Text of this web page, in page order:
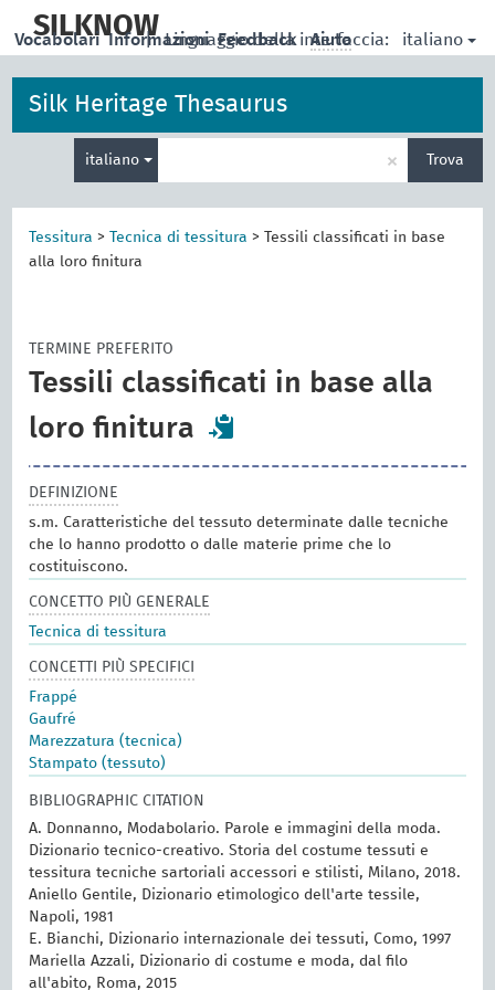
main
SILKNOW
| Linguaggio della interfaccia: italiano
Vocabolari Informazioni Feedback Aiuto
Silk Heritage Thesaurus
italiano
per
la
× Trova
Tessitura > Tecnica di tessitura >
Tessili classificati in base
alla loro finitura
TERMINE PREFERITO
Tessili classificati in base alla
loro finitura
DEFINIZIONE
s.m. Caratteristiche del tessuto determinate dalle tecniche
che lo hanno prodotto o dalle materie prime che lo
costituiscono.
CONCETTO PIÙ GENERALE
Tecnica di tessitura
CONCETTI PIÙ SPECIFICI
Frappé
Gaufré
Marezzatura (tecnica)
Stampato (tessuto)
BIBLIOGRAPHIC CITATION
A. Donnanno, Modabolario. Parole e immagini della moda.
Dizionario tecnico-creativo. Storia del costume tessuti e
tessitura tecniche sartoriali accessori e stilisti, Milano, 2018.
Aniello Gentile, Dizionario etimologico dell'arte tessile,
Napoli, 1981
E. Bianchi, Dizionario internazionale dei tessuti, Como, 1997
Mariella Azzali, Dizionario di costume e moda, dal filo
all'abito, Roma, 2015